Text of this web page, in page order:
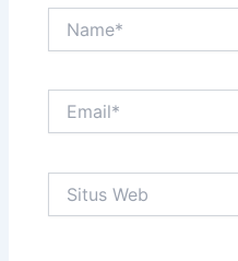
Web